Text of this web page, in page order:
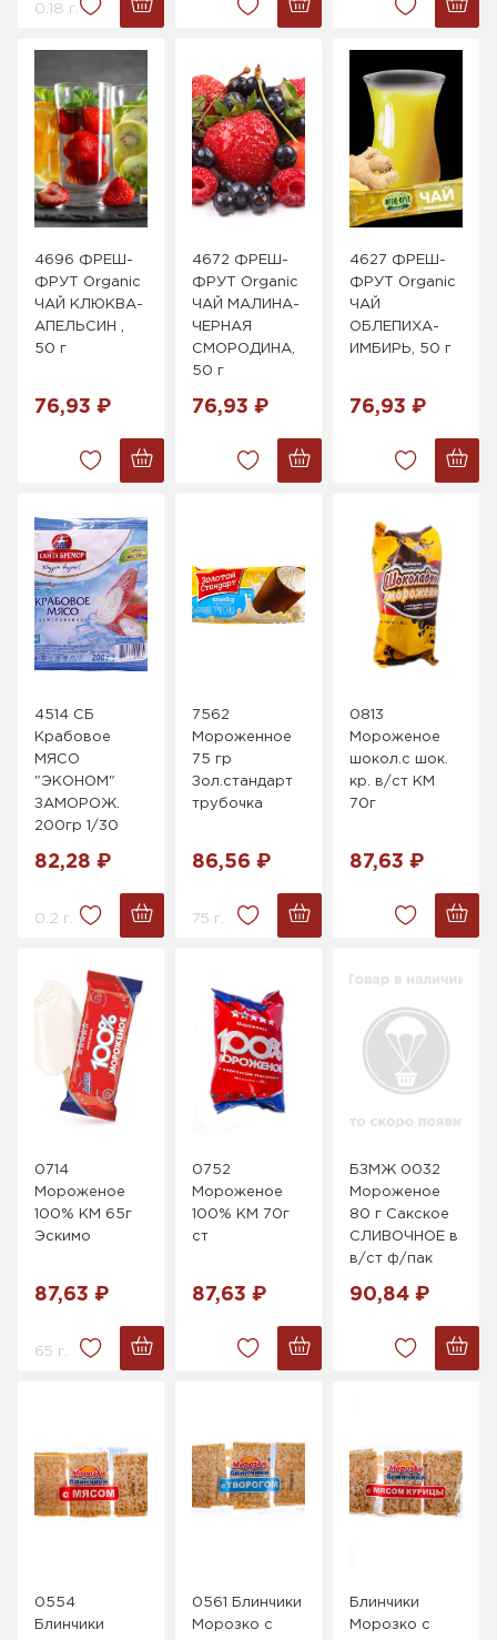
0.18 г.
4696 ФРЕШ-
ФРУТ Organic
ЧАЙ КЛЮКВА-
АПЕЛЬСИН ,
50 г
76,93 ₽
4672 ФРЕШ-
ФРУТ Organic
ЧАЙ МАЛИНА-
ЧЕРНАЯ
СМОРОДИНА,
50 г
76,93 ₽
4627 ФРЕШ-
ФРУТ Organic
ЧАЙ
ОБЛЕПИХА-
ИМБИРЬ, 50 г
76,93 ₽
4514 СБ
Крабовое
МЯСО
"ЭКОНОМ"
ЗАМОРОЖ.
200гр 1/30
82,28 ₽
0.2 г.
7562
Мороженное
75 гр
Зол.стандарт
трубочка
86,56 ₽
75 г.
0813
Мороженое
шокол.с шок.
кр. в/ст КМ
70г
87,63 ₽
0714
Мороженое
100% КМ 65г
Эскимо
87,63 ₽
65 г.
0752
Мороженое
100% КМ 70г
ст
87,63 ₽
БЗМЖ 0032
Мороженое
80 г Сакское
СЛИВОЧНОЕ в
в/ст ф/пак
90,84 ₽
0554
Блинчики
0561 Блинчики
Морозко с
Блинчики
Морозко с